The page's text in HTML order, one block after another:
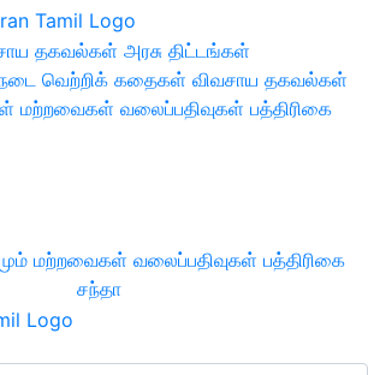
தகவல்கள் அரசு திட்டங்கள்
வெற்றிக் கதைகள் விவசாய தகவல்கள்
மற்றவைகள் வலைப்பதிவுகள் பத்திரிகை
மற்றவைகள் வலைப்பதிவுகள் பத்திரிகை
சந்தா